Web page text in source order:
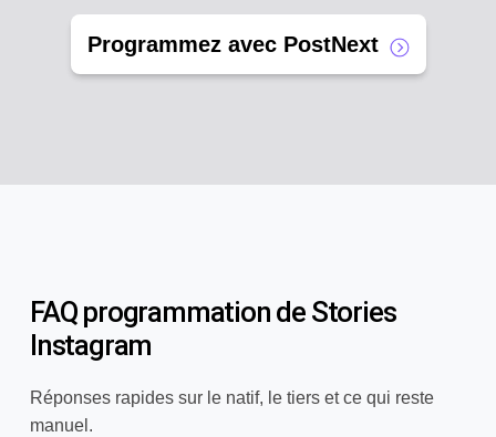
Programmez avec PostNext
FAQ programmation de Stories
Instagram
Réponses rapides sur le natif, le tiers et ce qui reste
manuel.